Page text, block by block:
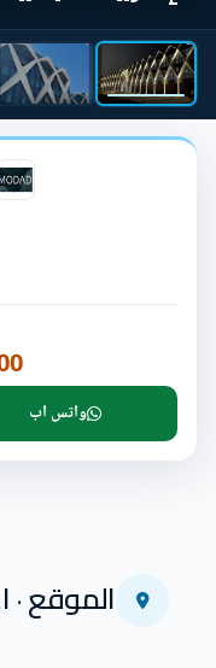
واتس اب
الموقع ·